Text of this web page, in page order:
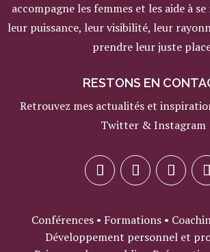
accompagne les femmes et les aide à
leur puissance, leur visibilité, leur
prendre leur juste
RESTONS EN
Retrouvez mes actualités et
Twitter & Instagram
Conférences • Formations •
Développement personnel et